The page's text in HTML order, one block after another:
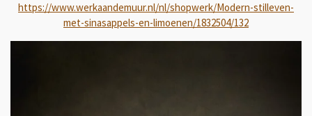
https://www.werkaandemuur.nl/nl/shopwerk/Modern-stilleven-
met-sinasappels-en-limoenen/1832504/132